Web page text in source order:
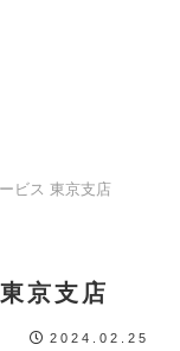
ビス 東京支店
京支店
2024.02.25